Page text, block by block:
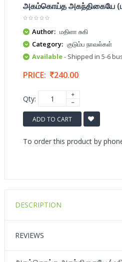
அகம்கொய்த அகந்திகையே
Author: மதிளா சுகி
Category: குடும்ப நாவல்கள்
Available- Shipped in 5-6
PRICE: 240.00
Qty:
ADD TO CART
To order this product by
DESCRIPTION
REVIEWS